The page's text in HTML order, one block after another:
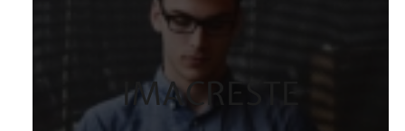
IMACRESTE